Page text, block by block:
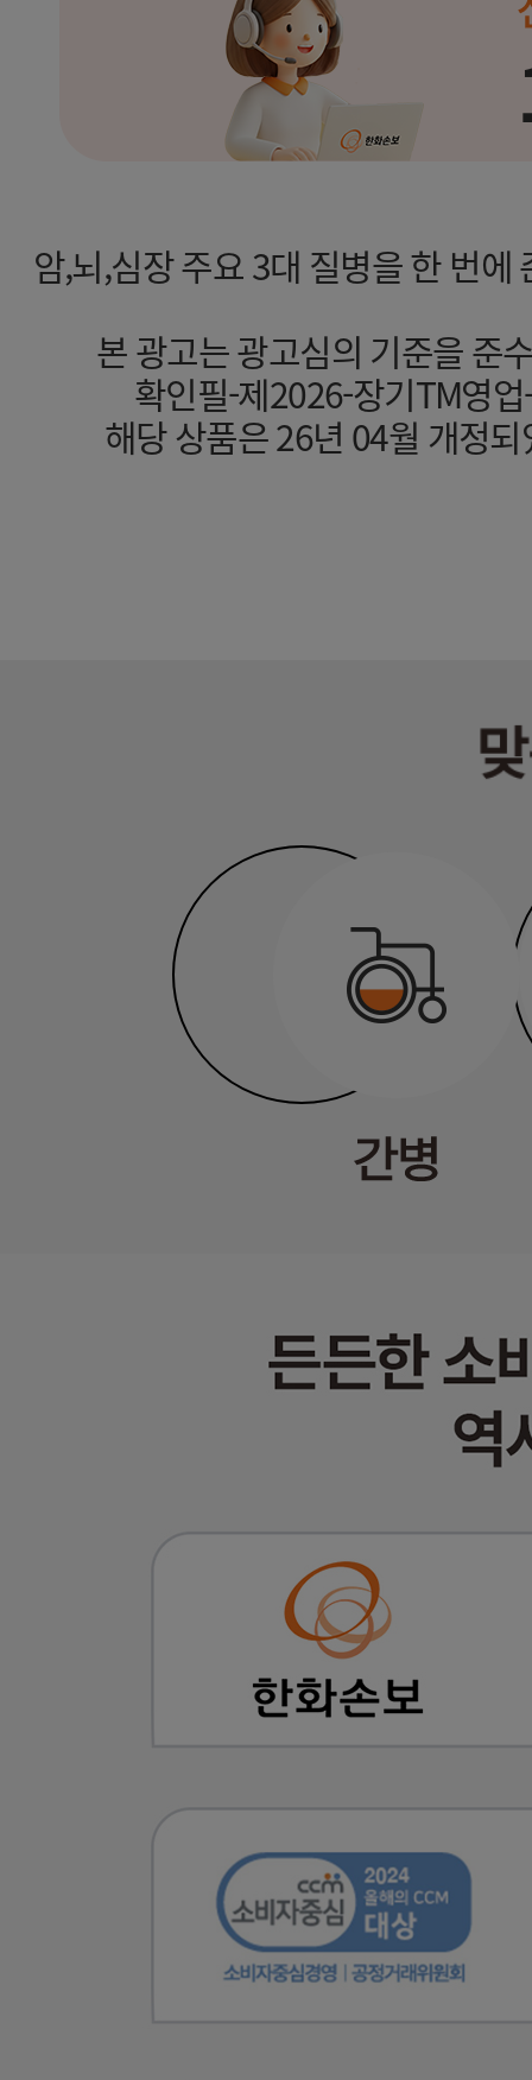
암,뇌,심장 주요 3대 질병을 한 번
본 광고는 광고심의 기준을 준
확인필-제2026-장기TM영
해당 상품은 26년 04월 개정